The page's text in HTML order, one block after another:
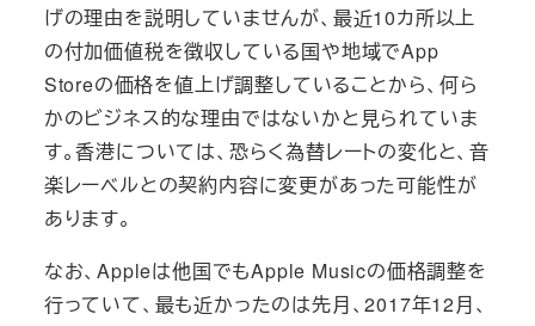
げの理由を説明していませんが、最近10カ所以上
の付加価値税を徴収している国や地域でApp
Storeの価格を値上げ調整していることから、何ら
かのビジネス的な理由ではないかと見られていま
す。香港については、恐らく為替レートの変化と、音
楽レーベルとの契約内容に変更があった可能性が
あります。
なお、Appleは他国でもApple Musicの価格調整を
行っていて、最も近かったのは先月、2017年12月、